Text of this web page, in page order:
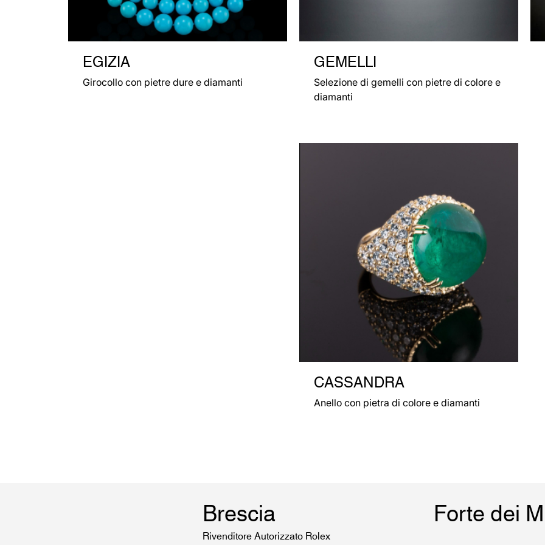
EGIZIA
Girocollo con pietre dure e diamanti
GEMELLI
Selezione di gemelli con pietre di colore e
diamanti
CASSANDRA
Anello con pietra di colore e diamanti
Brescia
Rivenditore Autorizzato Rolex
Forte dei